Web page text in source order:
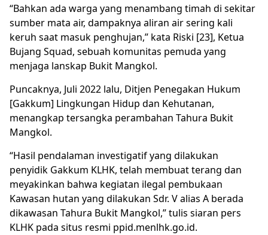
“Bahkan ada warga yang menambang timah di sekitar
sumber mata air, dampaknya aliran air sering kali
keruh saat masuk penghujan,” kata Riski [23], Ketua
Bujang Squad, sebuah komunitas pemuda yang
menjaga lanskap Bukit Mangkol.
Puncaknya, Juli 2022 lalu, Ditjen Penegakan Hukum
[Gakkum] Lingkungan Hidup dan Kehutanan,
menangkap tersangka perambahan Tahura Bukit
Mangkol.
“Hasil pendalaman investigatif yang dilakukan
penyidik Gakkum KLHK, telah membuat terang dan
meyakinkan bahwa kegiatan ilegal pembukaan
Kawasan hutan yang dilakukan Sdr. V alias A berada
dikawasan Tahura Bukit Mangkol,” tulis siaran pers
KLHK pada situs resmi ppid.menlhk.go.id.